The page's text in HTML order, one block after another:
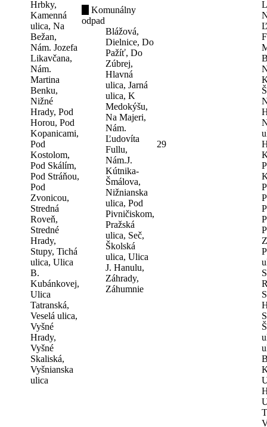
Hrbky,
Kamenná
ulica, Na
Bežan,
Nám. Jozefa
Likavčana,
Nám.
Martina
Benku,
Nižné
Hrady, Pod
Horou, Pod
Kopanicami,
Pod
Kostolom,
Pod Skálím,
Pod Stráňou,
Pod
Zvonicou,
Stredná
Roveň,
Stredné
Hrady,
Stupy, Tichá
ulica, Ulica
B.
Kubánkovej,
Ulica
Tatranská,
Veselá ulica,
Vyšné
Hrady,
Vyšné
Skaliská,
Vyšnianska
ulica
Komunálny
odpad
Blážová,
Dielnice, Do
Pažíť, Do
Zúbrej,
Hlavná
ulica, Jarná
ulica, K
Medokýšu,
Na Majeri,
Nám.
Ľudovíta
Fullu,
Nám.J.
Kútnika-
Šmálova,
Nižnianska
ulica, Pod
Pivničiskom,
Pražská
ulica, Seč,
Školská
ulica, Ulica
J. Hanulu,
Záhrady,
Záhumnie
29